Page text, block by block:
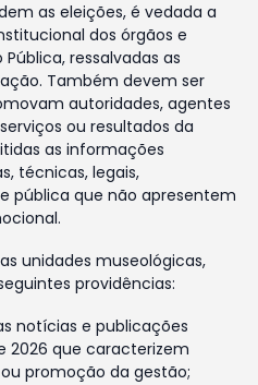
as eleições, é vedada a
dos órgãos e
ressalvadas as
Também devem ser
autoridades, agentes
ou resultados da
as informações
técnicas, legais,
pública que não apresentem
unidades museológicas,
providências:
notícias e publicações
2026 que caracterizem
promoção da gestão;